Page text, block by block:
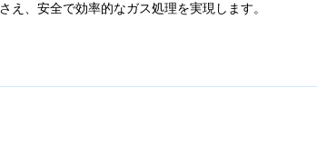
え、安全で効率的なガス処理を実現します。